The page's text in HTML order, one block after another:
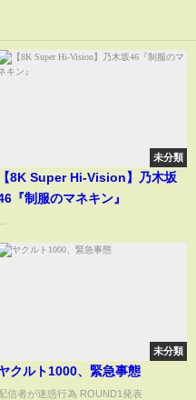
未分類
【8K Super Hi-Vision】乃木坂
『制服のマネキン』
未分類
クルト1000、緊急事態
信者が迷惑行為 ROUND1発表